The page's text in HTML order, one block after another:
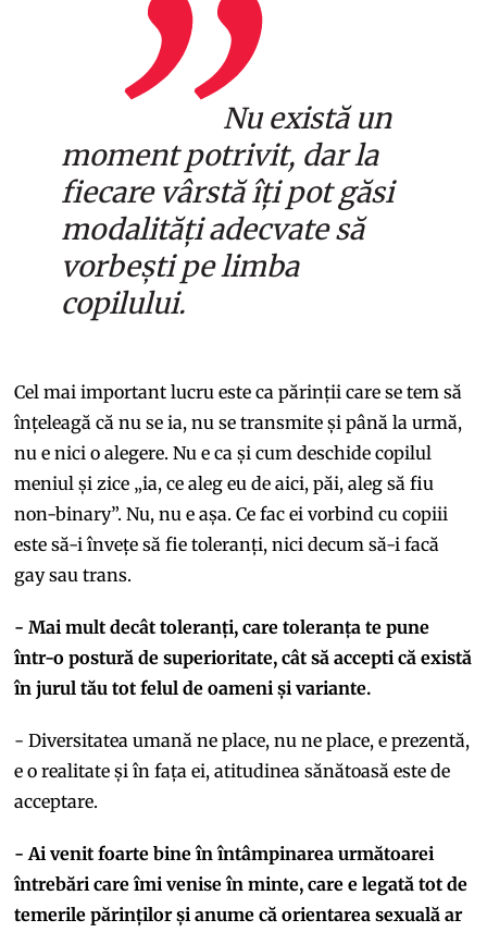
Nu există un
moment potrivit, dar la
fiecare vârstă îți pot găsi
modalități adecvate să
vorbești pe limba
copilului.
Cel mai important lucru este ca părinții care se tem să
înțeleagă că nu se ia, nu se transmite și până la urmă,
nu e nici o alegere. Nu e ca și cum deschide copilul
meniul și zice „ia, ce aleg eu de aici, păi, aleg să fiu
non-binary”. Nu, nu e așa. Ce fac ei vorbind cu copiii
este să-i învețe să fie toleranți, nici decum să-i facă
gay sau trans.
- Mai mult decât toleranți, care toleranța te pune
într-o postură de superioritate, cât să accepti că există
în jurul tău tot felul de oameni și variante.
- Diversitatea umană ne place, nu ne place, e prezentă,
e o realitate și în fața ei, atitudinea sănătoasă este de
acceptare.
- Ai venit foarte bine în întâmpinarea următoarei
întrebări care îmi venise în minte, care e legată tot de
temerile părinților și anume că orientarea sexuală ar